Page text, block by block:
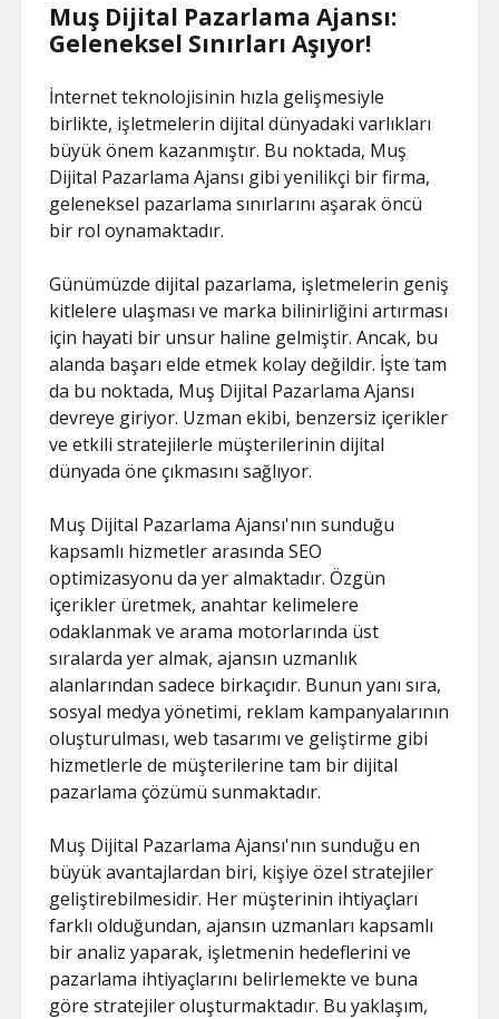
Muş Dijital Pazarlama Ajansı:
Geleneksel Sınırları Aşıyor!
İnternet teknolojisinin hızla gelişmesiyle
birlikte, işletmelerin dijital dünyadaki varlıkları
büyük önem kazanmıştır. Bu noktada, Muş
Dijital Pazarlama Ajansı gibi yenilikçi bir firma,
geleneksel pazarlama sınırlarını aşarak öncü
bir rol oynamaktadır.
Günümüzde dijital pazarlama, işletmelerin geniş
kitlelere ulaşması ve marka bilinirliğini artırması
için hayati bir unsur haline gelmiştir. Ancak, bu
alanda başarı elde etmek kolay değildir. İşte tam
da bu noktada, Muş Dijital Pazarlama Ajansı
devreye giriyor. Uzman ekibi, benzersiz içerikler
ve etkili stratejilerle müşterilerinin dijital
dünyada öne çıkmasını sağlıyor.
Muş Dijital Pazarlama Ajansı'nın sunduğu
kapsamlı hizmetler arasında SEO
optimizasyonu da yer almaktadır. Özgün
içerikler üretmek, anahtar kelimelere
odaklanmak ve arama motorlarında üst
sıralarda yer almak, ajansın uzmanlık
alanlarından sadece birkaçıdır. Bunun yanı sıra,
sosyal medya yönetimi, reklam kampanyalarının
oluşturulması, web tasarımı ve geliştirme gibi
hizmetlerle de müşterilerine tam bir dijital
pazarlama çözümü sunmaktadır.
Muş Dijital Pazarlama Ajansı'nın sunduğu en
büyük avantajlardan biri, kişiye özel stratejiler
geliştirebilmesidir. Her müşterinin ihtiyaçları
farklı olduğundan, ajansın uzmanları kapsamlı
bir analiz yaparak, işletmenin hedeflerini ve
pazarlama ihtiyaçlarını belirlemekte ve buna
göre stratejiler oluşturmaktadır. Bu yaklaşım,